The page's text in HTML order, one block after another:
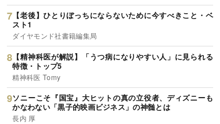
【老後】ひとりぼっちにならないために今すべきこと・ベ
スト1
ダイヤモンド社書籍編集局
【精神科医が解説】「うつ病になりやすい人」に見られる
特徴・トップ5
精神科医 Tomy
ソニーこそ『国宝』大ヒットの真の立役者、ディズニーも
かなわない「黒子的映画ビジネス」の神髄とは
長内 厚